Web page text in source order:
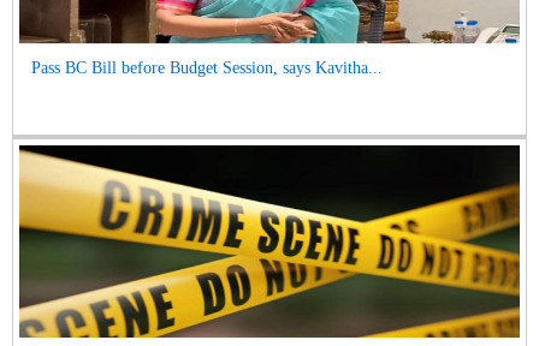
Pass BC Bill before Budget Session, says Kavitha...